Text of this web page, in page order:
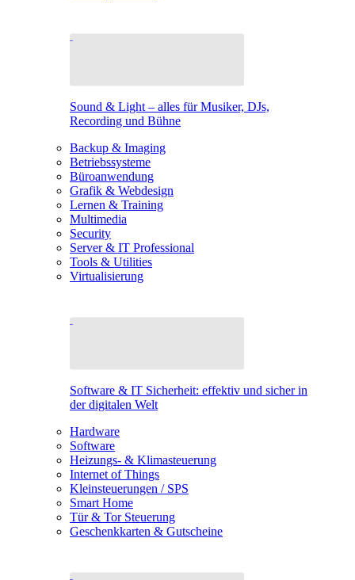
Sound & Light – alles für Musiker, DJs,
Recording und Bühne
Backup & Imaging
Betriebssysteme
Büroanwendung
Grafik & Webdesign
Lernen & Training
Multimedia
Security
Server & IT Professional
Tools & Utilities
Virtualisierung
Software & IT Sicherheit: effektiv und sicher in
der digitalen Welt
Hardware
Software
Heizungs- & Klimasteuerung
Internet of Things
Kleinsteuerungen / SPS
Smart Home
Tür & Tor Steuerung
Geschenkkarten & Gutscheine